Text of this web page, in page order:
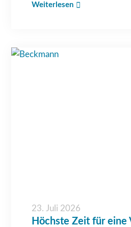
Weiterlesen
23. Juli 2026
Höchste Zeit für eine